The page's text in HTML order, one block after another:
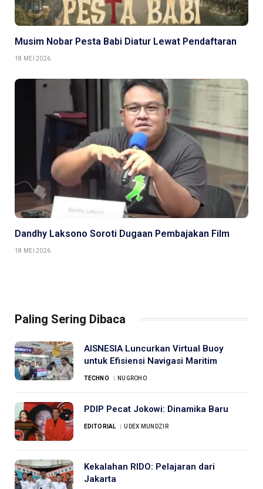
Musim Nobar Pesta Babi Diatur Lewat Pendaftaran
18 MEI 2026
Dandhy Laksono Soroti Dugaan Pembajakan Film
18 MEI 2026
Paling Sering Dibaca
AISNESIA Luncurkan Virtual Buoy
untuk Efisiensi Navigasi Maritim
TECHNO NUGROHO
PDIP Pecat Jokowi: Dinamika Baru
EDITORIAL UDEX MUNDZIR
Kekalahan RIDO: Pelajaran dari
Jakarta